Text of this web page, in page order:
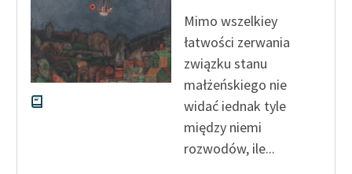
E-kolekcja lektur
szkolnych i literatury do
słuchania dla uczennic i
uczniów z
niepełnosprawnościami
Mimo wszelkiey
łatwości zerwania
związku stanu
małżeńskiego nie
widać iednak tyle
między niemi
rozwodów, ile...